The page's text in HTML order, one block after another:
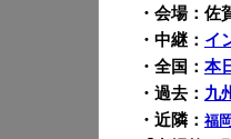
・会場：佐
・中継： イ
・全国： 本
・過去： 九
・近隣： 福